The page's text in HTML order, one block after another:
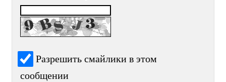
Разрешить смайлики в этом
сообщении